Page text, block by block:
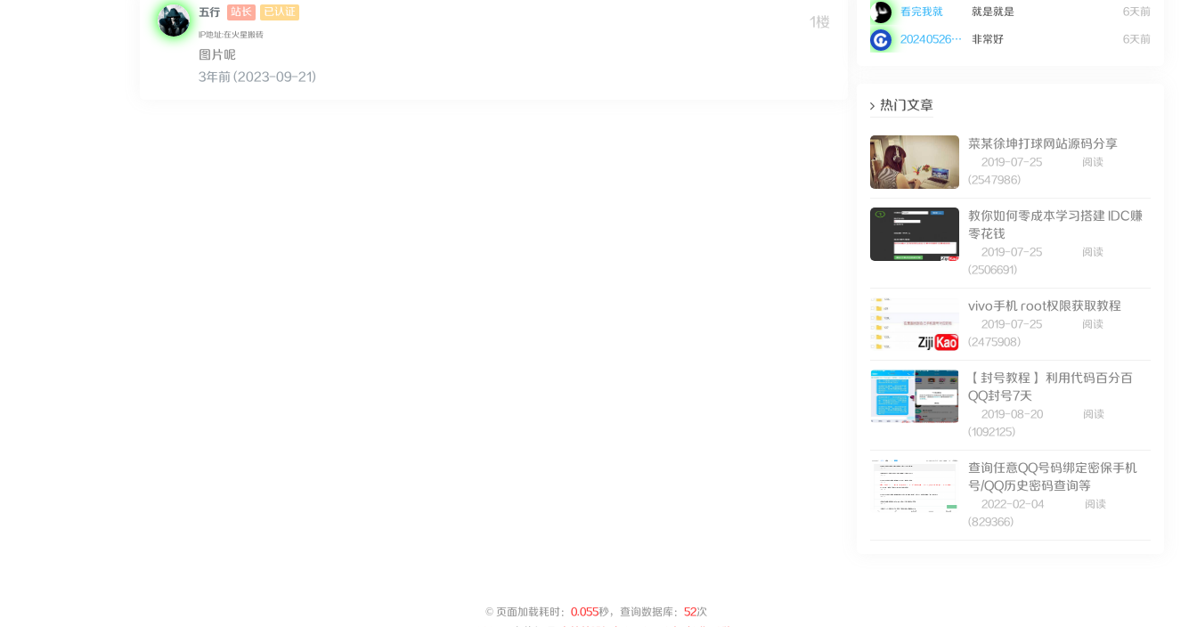
1楼
五行 站长 已认证
IP地址:在火星搬砖
图片呢
3年前 (2023-09-21)
6天前
看完我就 就是就是
6天前
20240526mWZ36 非常好
热门文章
菜某徐坤打球网站源码分享
2019-07-25
阅读
(2547986)
教你如何零成本学习搭建 IDC赚
零花钱
2019-07-25
阅读
(2506691)
vivo手机 root权限获取教程
2019-07-25
阅读
(2475908)
【封号教程】 利用代码百分百
QQ封号7天
2019-08-20
阅读
(1092125)
查询任意QQ号码绑定密保手机
号/QQ历史密码查询等
2022-02-04
阅读
(829366)
© 页面加载耗时： 0.055秒，查询数据库： 52次